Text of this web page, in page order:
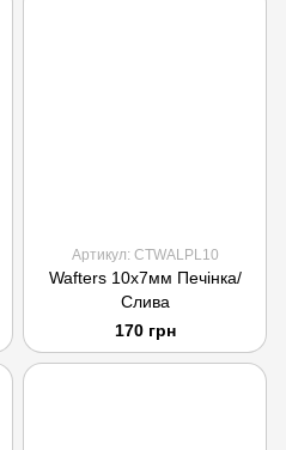
Артикул: CTWALPL10
Wafters 10x7мм Печінка/
Слива
170 грн